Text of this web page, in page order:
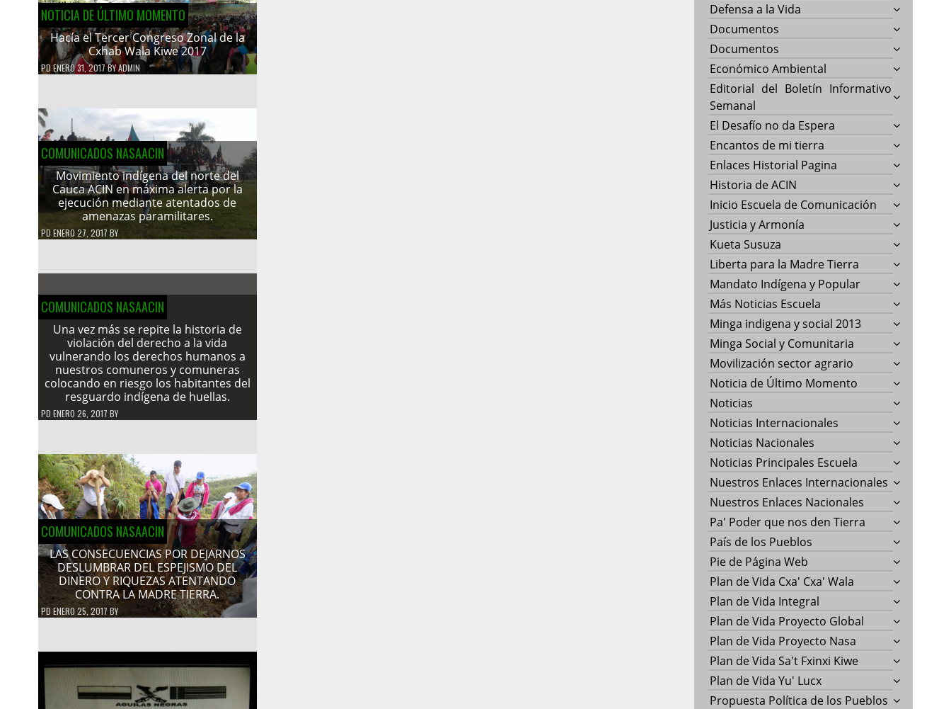
NOTICIA DE ÚLTIMO MOMENTO
Hacía el Tercer Congreso Zonal de la
Cxhab Wala Kiwe 2017
PDENERO 31, 2017BYADMIN
COMUNICADOS NASAACIN
Movimiento indígena del norte del
Cauca ACIN en máxima alerta por la
ejecución mediante atentados de
amenazas paramilitares.
PD ENERO 27, 2017 BY
COMUNICADOS NASAACIN
Una vez más se repite la historia de
violación del derecho a la vida
vulnerando los derechos humanos a
nuestros comuneros y comuneras
colocando en riesgo los habitantes del
resguardo indígena de huellas.
PD ENERO 26, 2017 BY
COMUNICADOS NASAACIN
LAS CONSECUENCIAS POR DEJARNOS
DESLUMBRAR DEL ESPEJISMO DEL
DINERO Y RIQUEZAS ATENTANDO
CONTRA LA MADRE TIERRA.
PDENERO 25, 2017 BY
Defensa a la Vida
Documentos
Documentos
Económico Ambiental
Editorial del Boletín Informativo
Semanal
El Desafío no da Espera
Encantos de mi tierra
Enlaces Historial Pagina
Historia de ACIN
Inicio Escuela de Comunicación
Justicia y Armonía
Kueta Susuza
Liberta para la Madre Tierra
Mandato Indígena y Popular
Más Noticias Escuela
Minga indigena y social 2013
Minga Social y Comunitaria
Movilización sector agrario
Noticia de Último Momento
Noticias
Noticias Internacionales
Noticias Nacionales
Noticias Principales Escuela
Nuestros Enlaces Internacionales
Nuestros Enlaces Nacionales
Pa' Poder que nos den Tierra
País de los Pueblos
Pie de Página Web
Plan de Vida Cxa' Cxa' Wala
Plan de Vida Integral
Plan de Vida Proyecto Global
Plan de Vida Proyecto Nasa
Plan de Vida Sa't Fxinxi Kiwe
Plan de Vida Yu' Lucx
Propuesta Política de los Pueblos